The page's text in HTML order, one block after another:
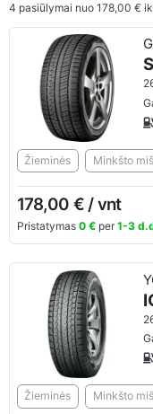
4 pasiūlymai nuo 178,00 €
Žieminės Minkšto
178,00 € / vnt
Pristatymas 0 €per 1-3
Žieminės Minkšto